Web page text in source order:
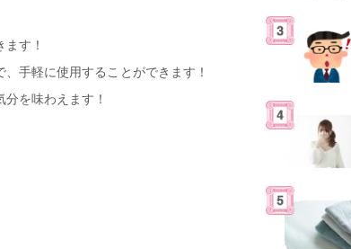
す！
手軽に使用することができます！
を味わえます！